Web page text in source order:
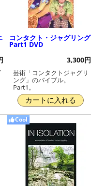
コンタクト・ジャグリング
Part1 DVD
3,300円
芸術「コンタクトジャグリ
ング」のバイブル。
Part1。
カートに入れる
Cool